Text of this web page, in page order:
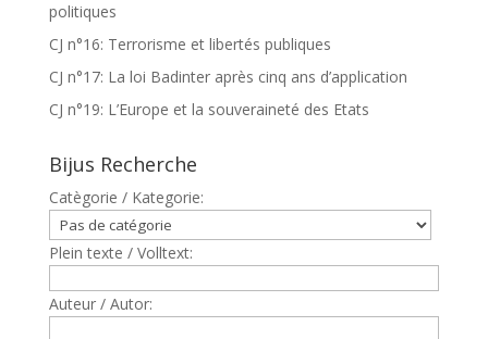
politiques
CJ n°16: Terrorisme et libertés publiques
CJ n°17: La loi Badinter après cinq ans d’application
CJ n°19: L’Europe et la souveraineté des Etats
Bijus Recherche
Catègorie / Kategorie:
Plein texte / Volltext:
Auteur / Autor: